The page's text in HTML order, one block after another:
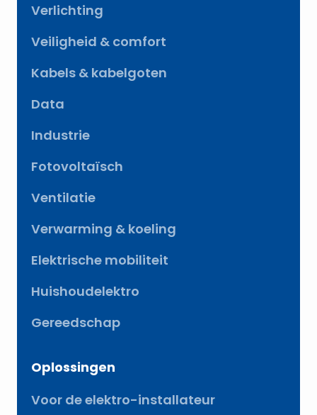
Verlichting
Veiligheid & comfort
Kabels & kabelgoten
Data
Industrie
Fotovoltaïsch
Ventilatie
Verwarming & koeling
Elektrische mobiliteit
Huishoudelektro
Gereedschap
Oplossingen
Voor de elektro-installateur